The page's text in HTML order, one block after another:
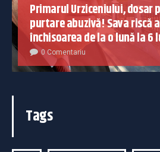
Primarul Urziceniului, dosar
purtare abuzivă! Sava riscă
închisoarea de la o lună la 6
0 Comentariu
Tags